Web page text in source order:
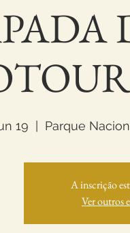
19
  |
Parque
A inscrição
Ver outros